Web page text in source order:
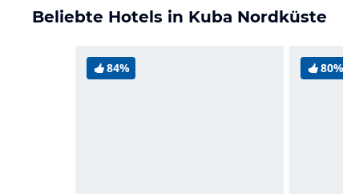
Beliebte Hotels in Kuba Nordküste
84% 80%